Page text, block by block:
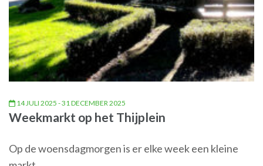
14 JULI 2025 - 31 DECEMBER 2025
Weekmarkt op het Thijplein
Op de woensdagmorgen is er elke week een kleine